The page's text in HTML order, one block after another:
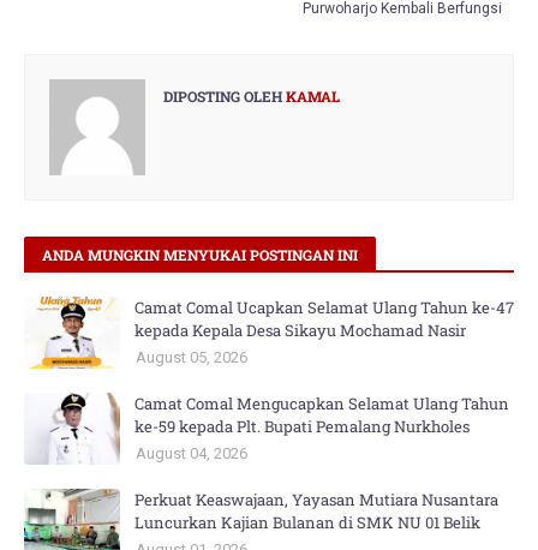
Purwoharjo Kembali Berfungsi
DIPOSTING OLEHKAMAL
ANDA MUNGKIN MENYUKAI POSTINGAN INI
Camat Comal Ucapkan Selamat Ulang Tahun ke-47
kepada Kepala Desa Sikayu Mochamad Nasir
August 05, 2026
Camat Comal Mengucapkan Selamat Ulang Tahun
ke-59 kepada Plt. Bupati Pemalang Nurkholes
August 04, 2026
Perkuat Keaswajaan, Yayasan Mutiara Nusantara
Luncurkan Kajian Bulanan di SMK NU 01 Belik